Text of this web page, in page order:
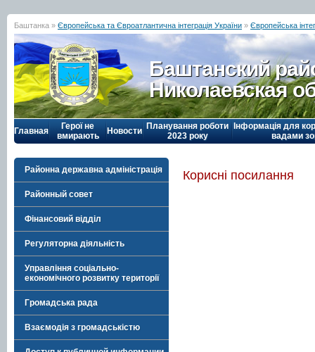
Баштанка » Європейська та Євроатлантична інтеграція України » Європейська
Баштанский
Николаевская
Главная
Герої не
вмирають
Новости Планування роботи
2023 року
Інформація для
вадами
Районна державна адміністрація
Районный совет
Фінансовий відділ
Регуляторна діяльність
Управління соціально-
економічного розвитку території
Громадська рада
Взаємодія з громадськістю
Корисні посилання